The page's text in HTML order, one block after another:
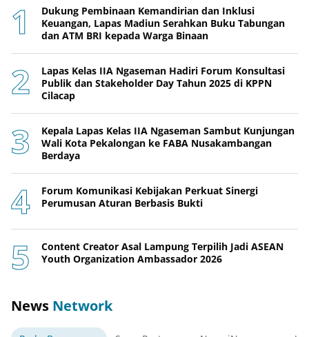
Dukung Pembinaan Kemandirian dan Inklusi
Keuangan, Lapas Madiun Serahkan Buku Tabungan
dan ATM BRI kepada Warga Binaan
Lapas Kelas IIA Ngaseman Hadiri Forum Konsultasi
Publik dan Stakeholder Day Tahun 2025 di KPPN
Cilacap
Kepala Lapas Kelas IIA Ngaseman Sambut Kunjungan
Wali Kota Pekalongan ke FABA Nusakambangan
Berdaya
Forum Komunikasi Kebijakan Perkuat Sinergi
Perumusan Aturan Berbasis Bukti
Content Creator Asal Lampung Terpilih Jadi ASEAN
Youth Organization Ambassador 2026
News Network